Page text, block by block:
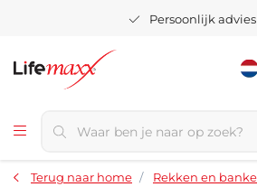
Persoonlijk advies
Terug naar home
Rekken en